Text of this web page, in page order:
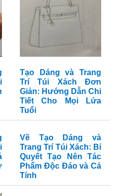
Tạo Dáng và Trang
Trí Túi Xách Đơn
Giản: Hướng Dẫn Chi
Tiết Cho Mọi Lứa
Tuổi
Vẽ Tạo Dáng và
Trang Trí Túi Xách: Bí
Quyết Tạo Nên Tác
Phẩm Độc Đáo và Cá
Tính